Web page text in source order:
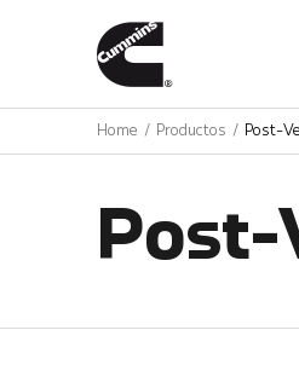
Home Productos Post-
Post-